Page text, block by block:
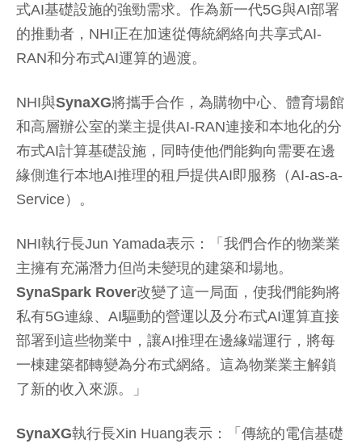
式AI基礎設施的強勁需求。作為新一代5G與AI部署
的推動者，NHI正在加速從傳統網絡向共享式AI-
RAN和分布式AI運算的過渡。
NHI與SynaXG將攜手合作，為購物中心、體育場館
和高層辦公室的業主提供AI-RAN連接和本地化的分
布式AI計算基礎設施，同時使他們能夠向需要在邊
緣側進行本地AI推理的租戶提供AI即服務（AI-as-a-
Service）。
NHI執行長Jun Yamada表示：「我們合作的物業業
主擁有充滿潛力但尚未變現的建築和場地。
SynaSpark Rover改變了這一局面，使我們能夠將
私有5G連線、AI驅動的營運以及分布式AI運算直接
部署到這些物業中，讓AI推理在邊緣端運行，將每
一棟建築都轉變為分布式網絡。這為物業業主解鎖
了新的收入來源。」
SynaXG執行長Xin Huang表示：「傳統的電信基礎